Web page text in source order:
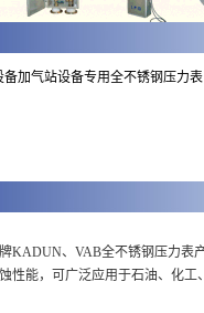
加气站设备专用全不锈钢压力表
KADUN、VAB全不锈钢压力表
性能，可广泛应用于石油、化